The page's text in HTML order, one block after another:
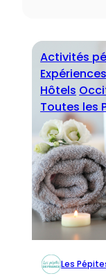
Activités
Hôtels
Toutes les
Les